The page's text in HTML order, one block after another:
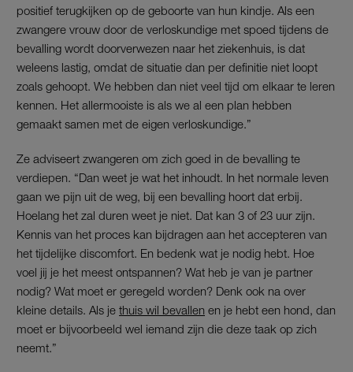
positief terugkijken op de geboorte van hun kindje. Als een
zwangere vrouw door de verloskundige met spoed tijdens de
bevalling wordt doorverwezen naar het ziekenhuis, is dat
weleens lastig, omdat de situatie dan per definitie niet loopt
zoals gehoopt. We hebben dan niet veel tijd om elkaar te leren
kennen. Het allermooiste is als we al een plan hebben
gemaakt samen met de eigen verloskundige.”
Ze adviseert zwangeren om zich goed in de bevalling te
verdiepen. “Dan weet je wat het inhoudt. In het normale leven
gaan we pijn uit de weg, bij een bevalling hoort dat erbij.
Hoelang het zal duren weet je niet. Dat kan 3 of 23 uur zijn.
Kennis van het proces kan bijdragen aan het accepteren van
het tijdelijke discomfort. En bedenk wat je nodig hebt. Hoe
voel jij je het meest ontspannen? Wat heb je van je partner
nodig? Wat moet er geregeld worden? Denk ook na over
kleine details. Als je thuis wil bevallen en je hebt een hond, dan
moet er bijvoorbeeld wel iemand zijn die deze taak op zich
neemt.”